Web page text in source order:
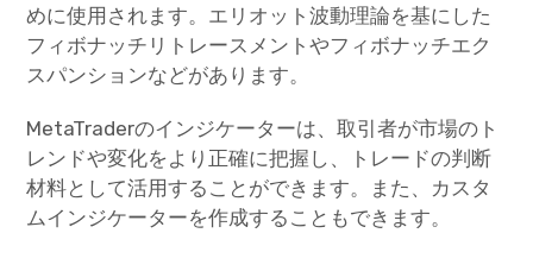
めに使用されます。エリオット波動理論を基にした
フィボナッチリトレースメントやフィボナッチエク
スパンションなどがあります。
MetaTraderのインジケーターは、取引者が市場のト
レンドや変化をより正確に把握し、トレードの判断
材料として活用することができます。また、カスタ
ムインジケーターを作成することもできます。